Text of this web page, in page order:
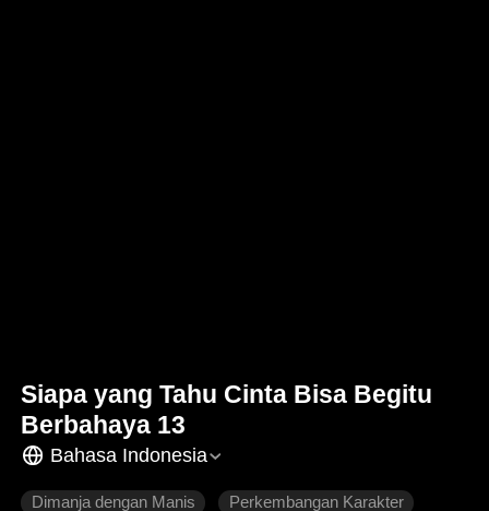
Siapa yang Tahu Cinta Bisa Begitu
Berbahaya 13
Bahasa Indonesia
Dimanja dengan Manis Perkembangan Karakter